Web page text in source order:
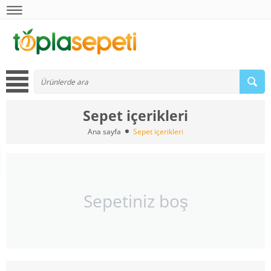
Sepet içerikleri
Ana sayfa Sepet içerikleri
Sepetiniz boş